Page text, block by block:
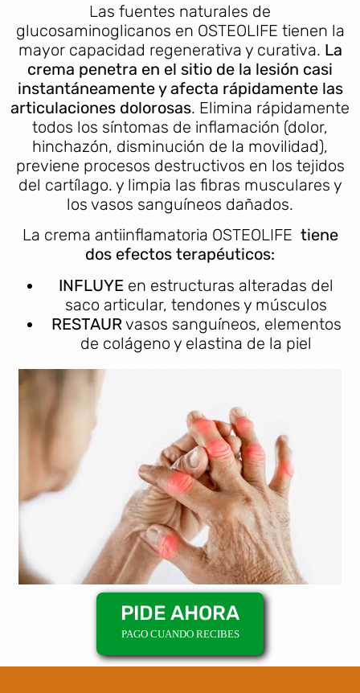
Las fuentes naturales de
glucosaminoglicanos en OSTEOLIFE tienen la
mayor capacidad regenerativa y curativa. La
crema penetra en el sitio de la lesión casi
instantáneamente y afecta rápidamente las
articulaciones dolorosas. Elimina rápidamente
todos los síntomas de inflamación (dolor,
hinchazón, disminución de la movilidad),
previene procesos destructivos en los tejidos
del cartílago. y limpia las fibras musculares y
los vasos sanguíneos dañados.
La crema antiinflamatoria OSTEOLIFE tiene
dos efectos terapéuticos:
INFLUYE en estructuras alteradas del
saco articular, tendones y músculos
RESTAUR vasos sanguíneos, elementos
de colágeno y elastina de la piel
PIDE AHORA
PAGO CUANDO RECIBES